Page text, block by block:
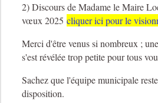
2) Discours de Madame le Maire
vœux 2025cliquer ici pour le
Merci d'être venus si nombreux ;
s'est révélée trop petite pour tous
Sachez que l'équipe municipale
disposition.